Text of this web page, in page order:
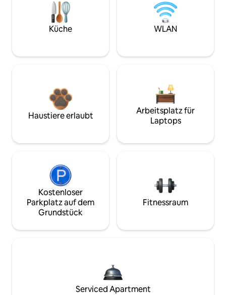
Küche WLAN
Haustiere erlaubt
Arbeitsplatz für
Laptops
Kostenloser
Parkplatz auf dem
Grundstück
Fitnessraum
Serviced Apartment